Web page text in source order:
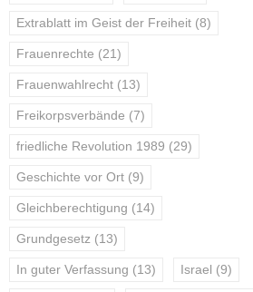
Extrablatt im Geist der Freiheit (8)
Frauenrechte (21)
Frauenwahlrecht (13)
Freikorpsverbände (7)
friedliche Revolution 1989 (29)
Geschichte vor Ort (9)
Gleichberechtigung (14)
Grundgesetz (13)
In guter Verfassung (13) Israel (9)